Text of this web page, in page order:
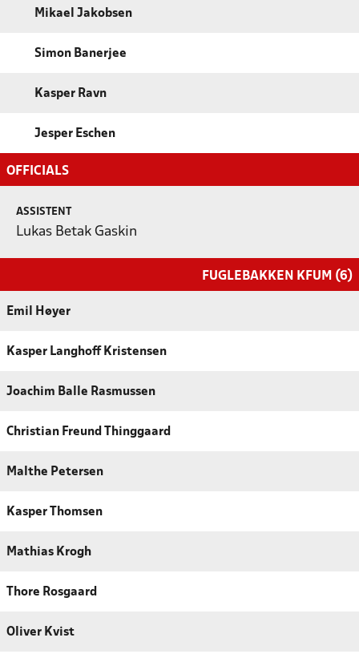
Mikael Jakobsen
Simon Banerjee
Kasper Ravn
Jesper Eschen
OFFICIALS
ASSISTENT
Lukas Betak Gaskin
FUGLEBAKKEN KFUM (6)
Emil Høyer
Kasper Langhoff Kristensen
Joachim Balle Rasmussen
Christian Freund Thinggaard
Malthe Petersen
Kasper Thomsen
Mathias Krogh
Thore Rosgaard
Oliver Kvist